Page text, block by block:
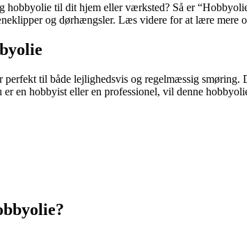
hobbyolie til dit hjem eller værksted? Så er
og dørhængsler. Læs videre for at lære mere
til både lejlighedsvis og regelmæssig
en hobbyist eller en professionel, vil denne